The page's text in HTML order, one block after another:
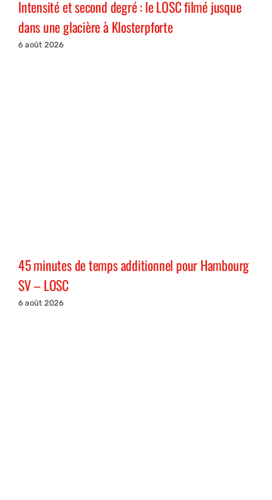
Intensité et second degré : le LOSC filmé jusque
dans une glacière à Klosterpforte
6 août 2026
45 minutes de temps additionnel pour Hambourg
SV – LOSC
6 août 2026